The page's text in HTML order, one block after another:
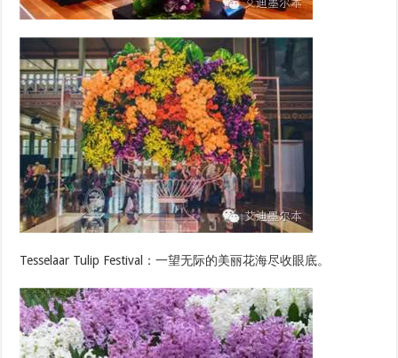
Tesselaar Tulip Festival：一望无际的美丽花海尽收眼底。